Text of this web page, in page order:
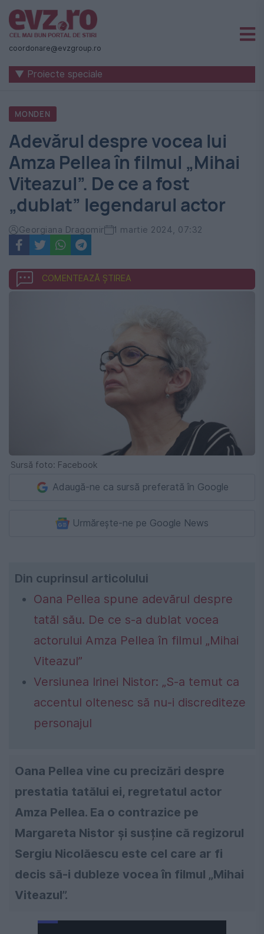
Știri
naționale
internaționale
România
-
Evenimentul
Zilei
coordonare@evzgroup.ro
▼ Proiecte speciale
MONDEN
Adevărul despre vocea lui
Amza Pellea în filmul „Mihai
Viteazul”. De ce a fost
„dublat” legendarul actor
Georgiana Dragomir 1 martie 2024, 07:32
COMENTEAZĂ ȘTIREA
Sursă foto: Facebook
Adaugă-ne ca sursă preferată în Google
Urmărește-ne pe Google News
Din cuprinsul articolului
Oana Pellea spune adevărul despre
tatăl său. De ce s-a dublat vocea
actorului Amza Pellea în filmul „Mihai
Viteazul”
Versiunea Irinei Nistor: „S-a temut ca
accentul oltenesc să nu-i discrediteze
personajul
Oana Pellea vine cu precizări despre
prestatia tatălui ei, regretatul actor
Amza Pellea. Ea o contrazice pe
Margareta Nistor și susține că regizorul
Sergiu Nicolăescu este cel care ar fi
decis să-i dubleze vocea în filmul „Mihai
Viteazul”.